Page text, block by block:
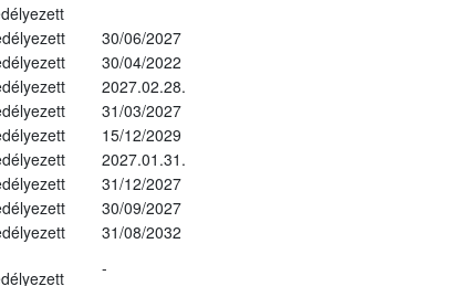
30/06/2027
30/04/2022
2027.02.28.
31/03/2027
15/12/2029
2027.01.31.
31/12/2027
30/09/2027
31/08/2032
-